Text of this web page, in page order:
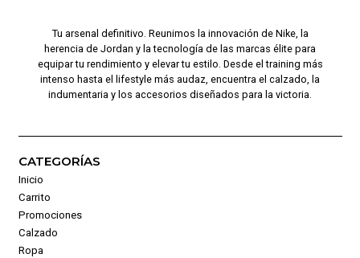
Tu arsenal definitivo. Reunimos la innovación de Nike, la
herencia de Jordan y la tecnología de las marcas élite para
equipar tu rendimiento y elevar tu estilo. Desde el training más
intenso hasta el lifestyle más audaz, encuentra el calzado, la
indumentaria y los accesorios diseñados para la victoria.
CATEGORÍAS
Inicio
Carrito
Promociones
Calzado
Ropa